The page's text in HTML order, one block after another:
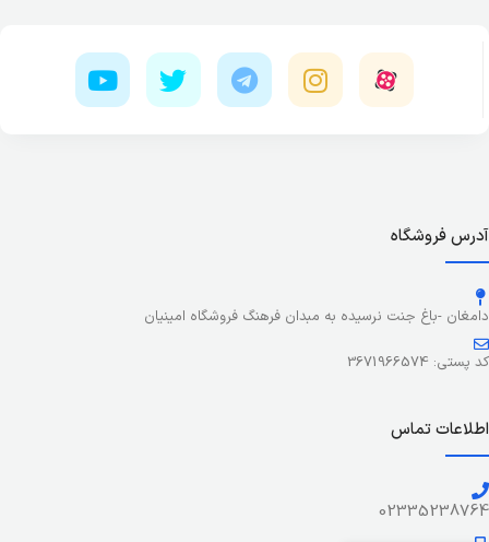
آدرس فروشگاه
دامغان -باغ جنت نرسیده به مبدان فرهنگ فروشگاه امینیان
کد پستی: 3671966574
اطلاعات تماس
02335238764